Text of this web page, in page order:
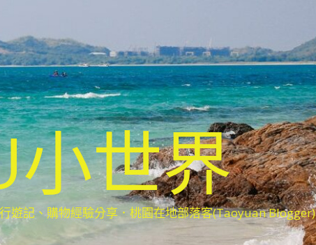
小世界
遊記、購物經驗分享．桃園在地部落客(Taoyuan Blogger)